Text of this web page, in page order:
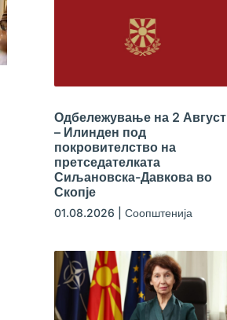
Одбележување на 2 Август
– Илинден под
покровителство на
претседателката
Сиљановска-Давкова во
Скопје
01.08.2026 Соопштенија